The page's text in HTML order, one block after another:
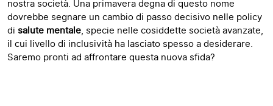
nostra società. Una primavera degna di questo nome
dovrebbe segnare un cambio di passo decisivo nelle policy
di salute mentale, specie nelle cosiddette società avanzate,
il cui livello di inclusività ha lasciato spesso a desiderare.
Saremo pronti ad affrontare questa nuova sfida?